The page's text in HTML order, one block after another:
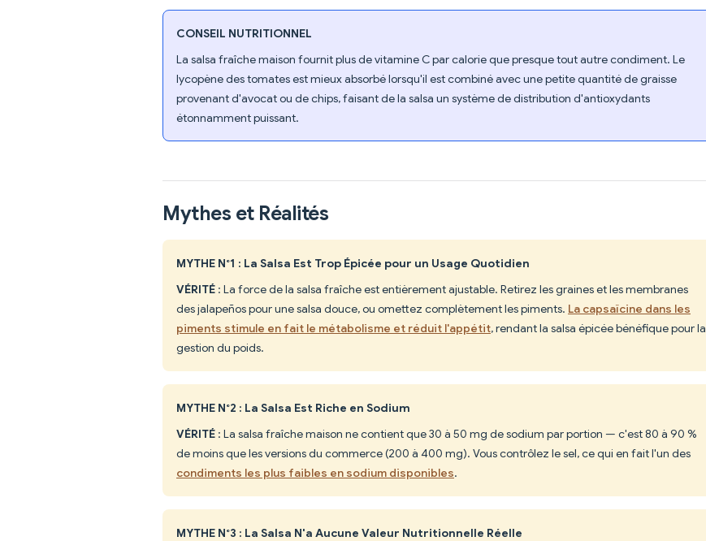
CONSEIL NUTRITIONNEL
La salsa fraîche maison fournit plus de vitamine C par calorie que presque tout autre condiment. Le
lycopène des tomates est mieux absorbé lorsqu'il est combiné avec une petite quantité de graisse
provenant d'avocat ou de chips, faisant de la salsa un système de distribution d'antioxydants
étonnamment puissant.
Mythes et Réalités
MYTHE N°1 : La Salsa Est Trop Épicée pour un Usage Quotidien
VÉRITÉ : La force de la salsa fraîche est entièrement ajustable. Retirez les graines et les membranes
des jalapeños pour une salsa douce, ou omettez complètement les piments. La capsaïcine dans les
piments stimule en fait le métabolisme et réduit l'appétit, rendant la salsa épicée bénéfique pour la
gestion du poids.
MYTHE N°2 : La Salsa Est Riche en Sodium
VÉRITÉ : La salsa fraîche maison ne contient que 30 à 50 mg de sodium par portion — c'est 80 à 90 %
de moins que les versions du commerce (200 à 400 mg). Vous contrôlez le sel, ce qui en fait l'un des
condiments les plus faibles en sodium disponibles.
MYTHE N°3 : La Salsa N'a Aucune Valeur Nutritionnelle Réelle